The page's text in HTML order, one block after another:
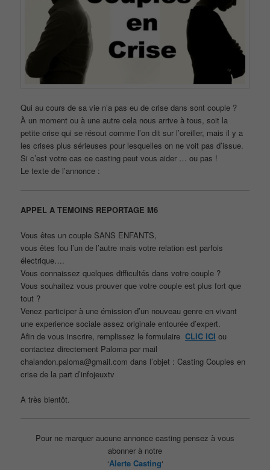
Qui au cours de sa vie n’a pas eu de crise dans sont couple ?
À un moment ou à une autre cela nous arrive à tous, soit la
petite crise qui se résout comme l’on dit sur l’oreiller, mais il y a
les crises plus sérieuses pour lesquelles on ne voit pas d’issue.
Si c’est votre cas ce casting peut vous aider … ou pas !
Le texte de l’annonce :
APPEL A TEMOINS REPORTAGE M6
Vous êtes un couple SANS ENFANTS,
vous êtes fou l’un de l’autre mais votre relation est parfois
électrique….
Vous connaissez quelques difficultés dans votre couple ?
Vous souhaitez vous prouver que votre couple est plus fort que
tout ?
Venez participer à une émission d’un nouveau genre en vivant
une experience sociale assez originale entourée d’expert.
Afin de vous inscrire, remplissez le formulaireCLIC ICI ou
contactez directement Paloma par mail
chalandon.paloma@gmail.com dans l’objet : Casting Couples en
crise de la part d’infojeuxtv
A très bientôt.
Pour ne marquer aucune annonce casting pensez à vous
abonner à notre
‘Alerte Casting‘